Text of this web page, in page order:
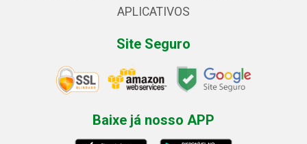
APLICATIVOS
Site Seguro
Baixe já nosso APP